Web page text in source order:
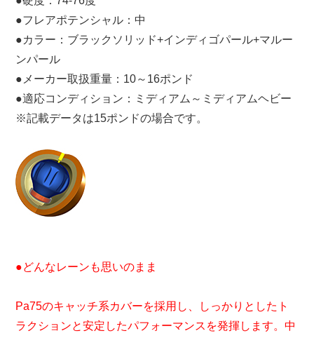
●フレアポテンシャル：中
●カラー：ブラックソリッド+インディゴパール+マルー
ンパール
●メーカー取扱重量：10～16ポンド
●適応コンディション：ミディアム～ミディアムヘビー
※記載データは15ポンドの場合です。
●どんなレーンも思いのまま
Pa75のキャッチ系カバーを採用し、しっかりとしたト
ラクションと安定したパフォーマンスを発揮します。中